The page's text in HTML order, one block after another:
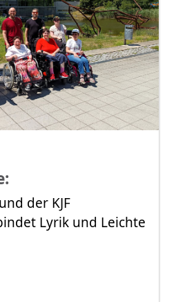
der KJF
Lyrik und Leichte